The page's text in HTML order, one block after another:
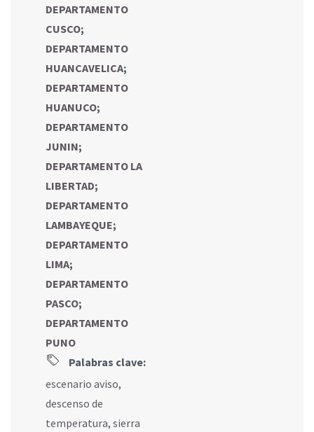
DEPARTAMENTO
CUSCO;
DEPARTAMENTO
HUANCAVELICA;
DEPARTAMENTO
HUANUCO;
DEPARTAMENTO
JUNIN;
DEPARTAMENTO LA
LIBERTAD;
DEPARTAMENTO
LAMBAYEQUE;
DEPARTAMENTO
LIMA;
DEPARTAMENTO
PASCO;
DEPARTAMENTO
PUNO
Palabras clave:
escenario aviso,
descenso de
temperatura, sierra